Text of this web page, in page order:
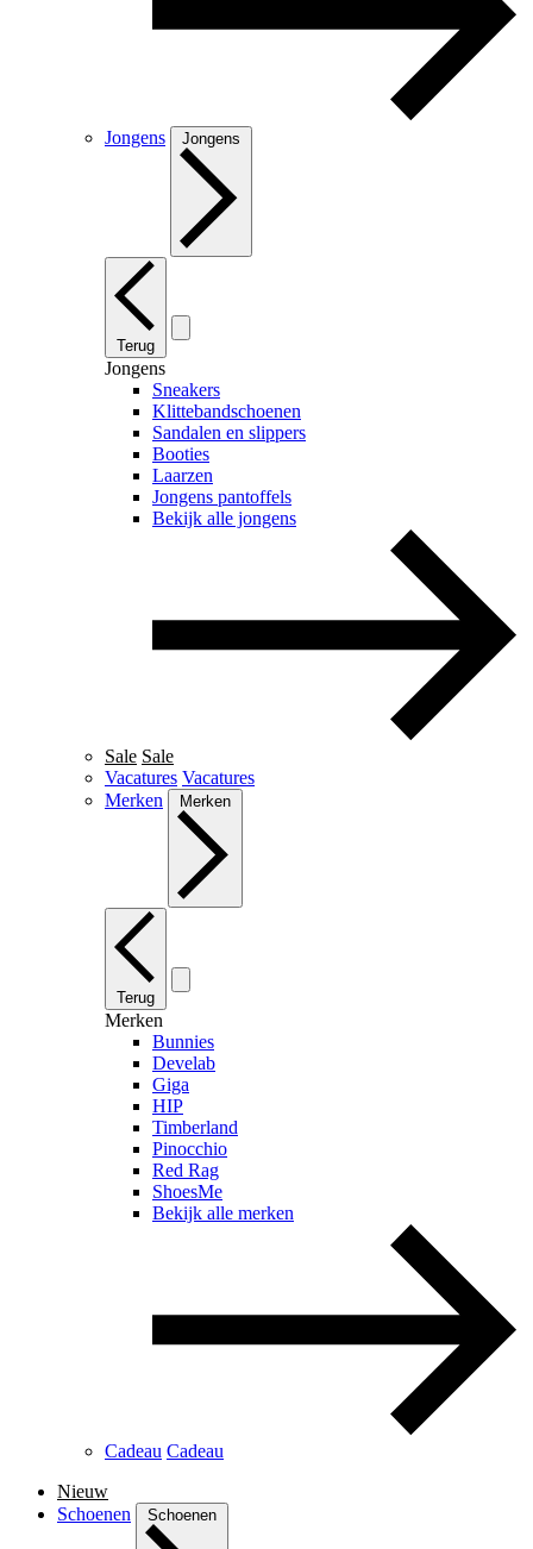
Jongens Jongens
Terug
Jongens
Sneakers
Klittebandschoenen
Sandalen en slippers
Booties
Laarzen
Jongens pantoffels
Bekijk alle jongens
Sale Sale
Vacatures Vacatures
Merken
Merken
Terug
Merken
Bunnies
Develab
Giga
HIP
Timberland
Pinocchio
Red Rag
ShoesMe
Bekijk alle merken
Cadeau Cadeau
Nieuw
Schoenen
Schoenen